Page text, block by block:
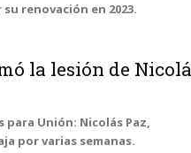
renovación en 2023.
la lesión de
para Unión: Nicolás Paz,
por varias semanas.